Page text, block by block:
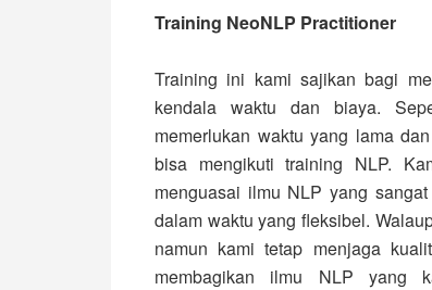
Training NeoNLP Practitioner
Training ini kami sajikan bagi
kendala waktu dan biaya.
memerlukan waktu yang lama
bisa mengikuti training NLP.
menguasai ilmu NLP yang
dalam waktu yang fleksibel.
namun kami tetap menjaga
membagikan ilmu NLP yang